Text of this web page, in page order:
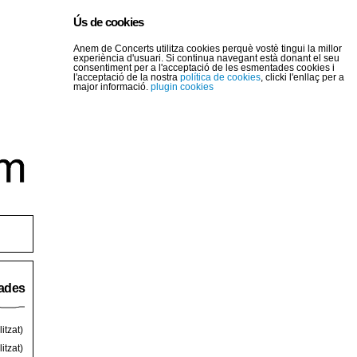
Ús de cookies
Anem de Concerts utilitza cookies perquè vostè tingui la millor
experiència d'usuari. Si continua navegant està donant el seu
consentiment per a l'acceptació de les esmentades cookies i
l'acceptació de la nostra política de cookies, clicki l'enllaç per a
major informació. plugin cookies